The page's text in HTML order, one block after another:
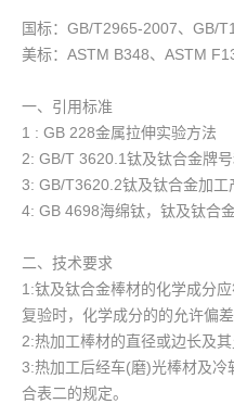
国标：GB/T2965-2007、GB/
美标：ASTM B348、ASTM
一、引用标准
1 : GB 228金属拉伸实验方法
2: GB/T 3620.1钛及钛合金牌
3: GB/T3620.2钛及钛合金加
4: GB 4698海绵钛，钛及钛合
二、技术要求
1:钛及钛合金棒材的化学成分
复验时，化学成分的的允许偏
2:热加工棒材的直径或边长及
3:热加工后经车(磨)光棒材及冷
合表二的规定。